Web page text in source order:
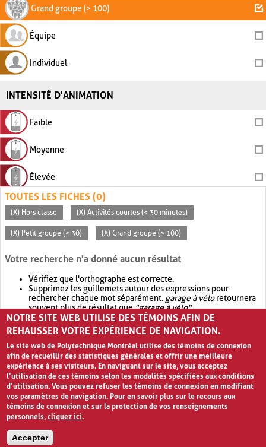
Grand groupe (> 100)
Équipe
Individuel
INTENSITÉ D'ANIMATION
Faible
Moyenne
Élevée
TOUTES LES FICHES (0)
(X) Hors classe (X) Activités courtes (< 30 minutes)
(X) Petit groupe (< 30) (X) Grand groupe (> 100)
Votre recherche n'a donné aucun résultat
Vérifiez que l'orthographe est correcte.
Supprimez les guillemets autour des expressions pour
rechercher chaque mot séparément. garage à véloretournera
souvent plus de résultat que"garage à vélo".
Envisagez d'élargir votre recherche avec OR.garage OR vélo
retournera souvent plus de résultat quegarage à vélo
NOTRE SITE WEB UTILISE DES TÉMOINS AFIN DE
REHAUSSER VOTRE EXPÉRIENCE DE NAVIGATION.
Le site web de Polytechnique Montréal utilise des témoins de connexion
afin de recueillir des statistiques générales et offrir une meilleure
expérience à ses visiteurs. En naviguant sur le site, vous acceptez
l’utilisation de ces témoins selon les modalités spécifiées aux conditions
d’utilisation. Vous pouvez refuser les témoins de connexion en modifiant
vos paramètres de navigation. Pour en savoir plus sur le recours aux
témoins de connexion et sur la protection de vos renseignements
personnels,cliquez ici.
Accepter